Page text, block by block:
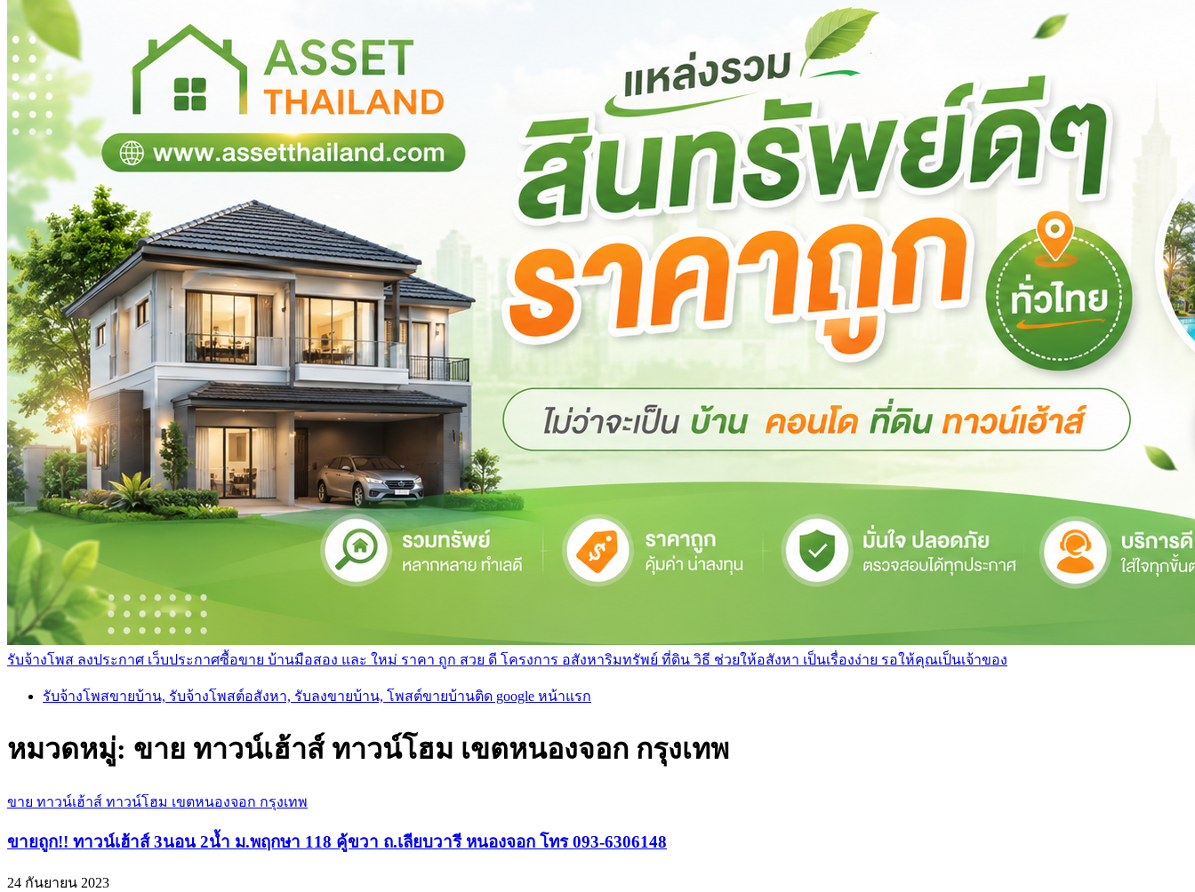
รับจ้างโพส ลงประกาศ เว็บประกาศซื้อขาย บ้านมือสอง และ ใหม่ ราคา ถูก สวย ดี โครงการ อสังหาริมทรัพย์ ที่ดิน วิธี ช่วยให้อสังหา เป็นเรื่องง่าย รอให้คุณเป็นเจ้าของ
รับจ้างโพสขายบ้าน, รับจ้างโพสต์อสังหา, รับลงขายบ้าน, โพสต์ขายบ้านติด google หน้าแรก
หมวดหมู่: ขาย ทาวน์เฮ้าส์ ทาวน์โฮม เขตหนองจอก กรุงเทพ
ขาย ทาวน์เฮ้าส์ ทาวน์โฮม เขตหนองจอก กรุงเทพ
ขายถูก!! ทาวน์เฮ้าส์ 3นอน 2น้ำ ม.พฤกษา 118 คู้ขวา ถ.เลียบวารี หนองจอก โทร 093-6306148
24 กันยายน 2023